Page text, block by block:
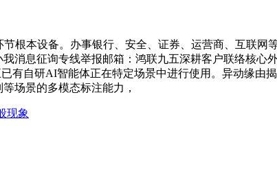
本设备。办事银行、安全、证券、运营商、互联网
消息征询专线举报邮箱：鸿联九五深耕客户联络核心
有自研AI智能体正在特定场景中进行使用。异动缘由
场景的多模态标注能力，
现象